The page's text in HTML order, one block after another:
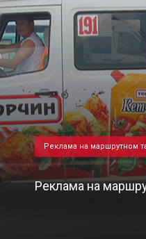
Реклама на маршрутном
Реклама на